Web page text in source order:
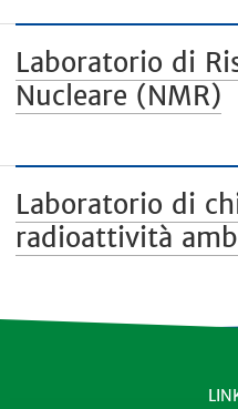
Laboratorio di
Nucleare (NMR)
Laboratorio di
radioattività